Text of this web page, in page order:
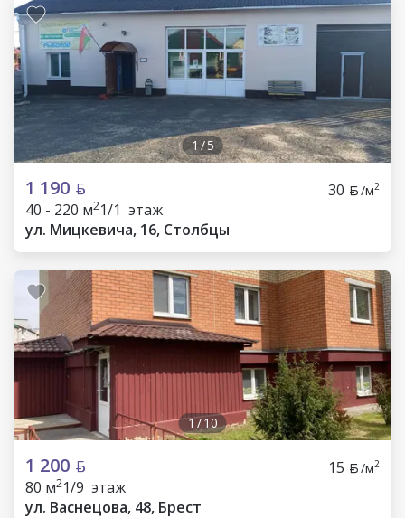
1 /5
1 190 30 /м2
40 - 220 м21/1 этаж
ул. Мицкевича, 16, Столбцы
1 /10
1 200 15 /м2
80 м21/9 этаж
ул. Васнецова, 48, Брест